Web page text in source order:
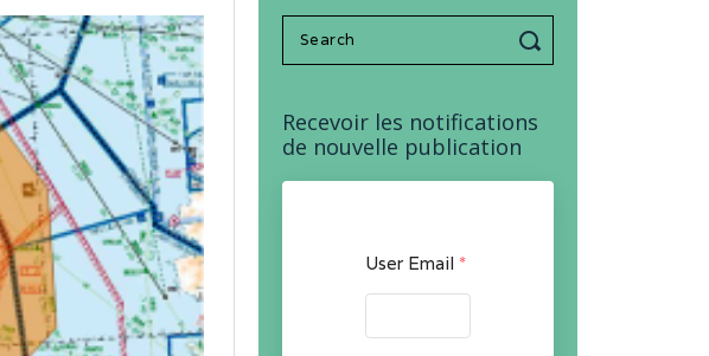
Search
for:
Recevoir les notifications
de nouvelle publication
User Email *